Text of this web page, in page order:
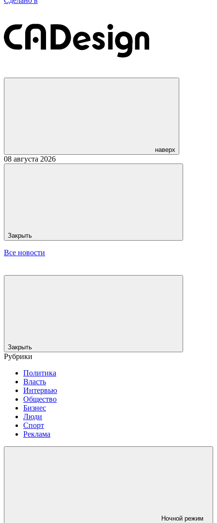
наверх
08 августа 2026
Закрыть
Все новости
Закрыть
Рубрики
Политика
Власть
Интервью
Общество
Бизнес
Люди
Спорт
Реклама
Ночной режим